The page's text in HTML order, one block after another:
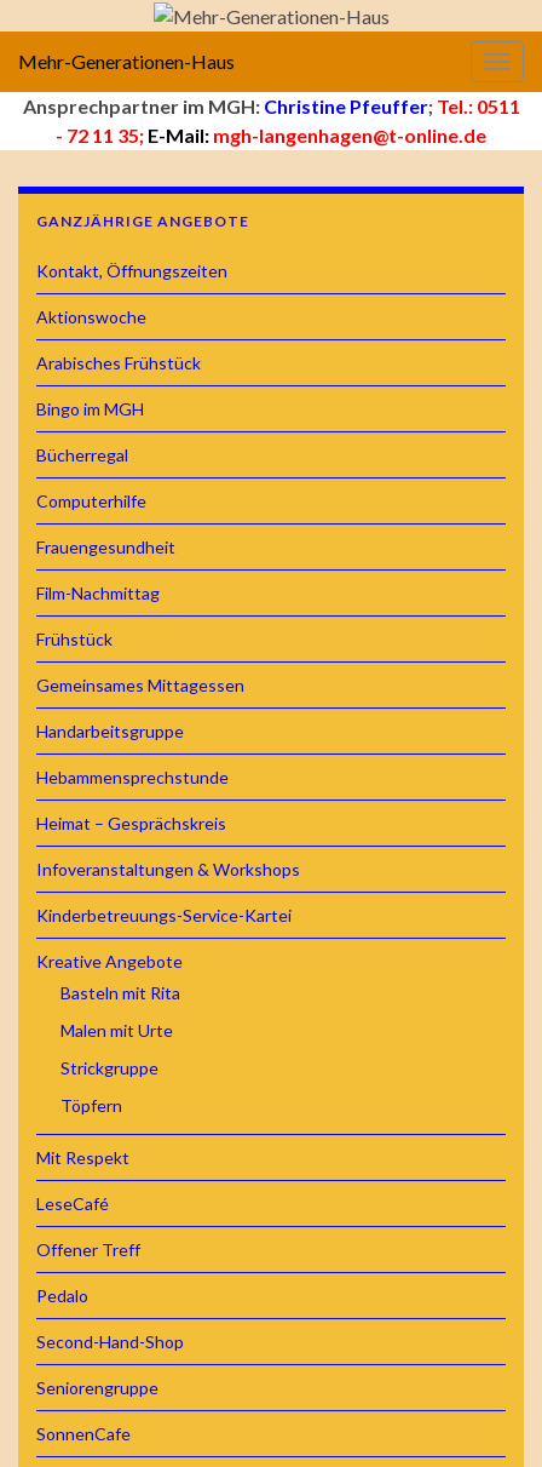
Mehr-Generationen-Haus
Ansprechpartner im MGH: Christine Pfeuffer; Tel.: 0511
- 72 11 35; E-Mail: mgh-langenhagen@t-online.de
GANZJÄHRIGE ANGEBOTE
Kontakt, Öffnungszeiten
Aktionswoche
Arabisches Frühstück
Bingo im MGH
Bücherregal
Computerhilfe
Frauengesundheit
Film-Nachmittag
Frühstück
Gemeinsames Mittagessen
Handarbeitsgruppe
Hebammensprechstunde
Heimat – Gesprächskreis
Infoveranstaltungen & Workshops
Kinderbetreuungs-Service-Kartei
Kreative Angebote
Basteln mit Rita
Malen mit Urte
Strickgruppe
Töpfern
Mit Respekt
LeseCafé
Offener Treff
Pedalo
Second-Hand-Shop
Seniorengruppe
SonnenCafe